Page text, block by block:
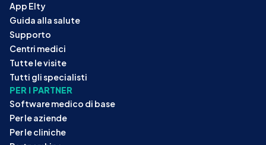
App Elty
Guida alla salute
Supporto
Centri medici
Tutte le visite
Tutti gli specialisti
PER I PARTNER
Software medico di base
Per le aziende
Per le cliniche